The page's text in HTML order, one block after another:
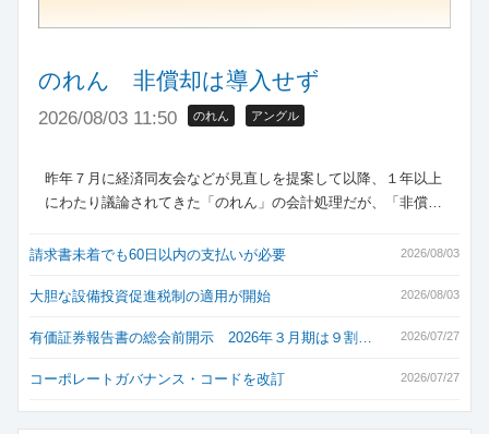
のれん 非償却は導入せず
2026/08/03 11:50 のれん アングル
昨年７月に経済同友会などが見直しを提案して以降、１年以上
にわたり議論されてきた「のれん」の会計処理だが、「非償…
2026/08/03
請求書未着でも60日以内の支払いが必要
2026/08/03
大胆な設備投資促進税制の適用が開始
2026/07/27
有価証券報告書の総会前開示 2026年３月期は９割…
2026/07/27
コーポレートガバナンス・コードを改訂